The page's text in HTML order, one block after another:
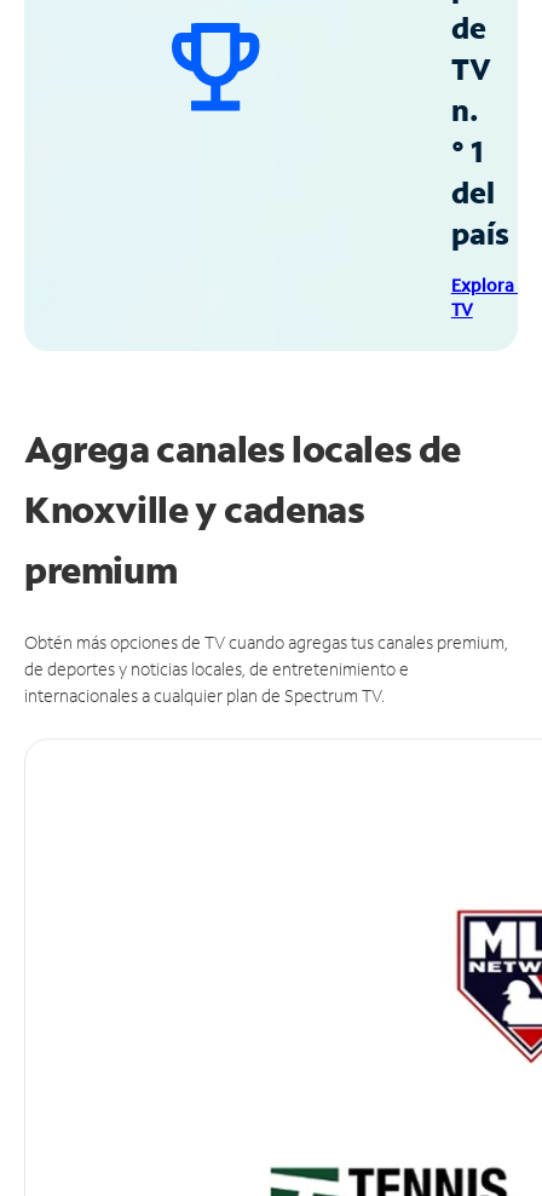
de
TV
n.
° 1
del
país
Explora
TV
Agrega canales locales de
Knoxville y cadenas
premium
Obtén más opciones de TV cuando agregas tus canales premium,
de deportes y noticias locales, de entretenimiento e
internacionales a cualquier plan de Spectrum TV.